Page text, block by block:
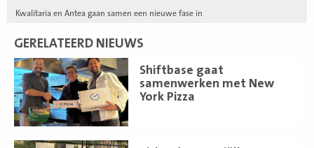
Kwalitaria en Antea gaan samen een nieuwe fase in
GERELATEERD NIEUWS
Shiftbase gaat
samenwerken met New
York Pizza
Lees
meer